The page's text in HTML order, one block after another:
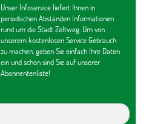
Unser Infoservice liefert Ihnen in
periodischen Abständen Informationen
rund um die Stadt Zeltweg. Um von
unserem kostenlosen Service Gebrauch
zu machen, geben Sie einfach Ihre Daten
ein und schon sind Sie auf unserer
Abonnentenliste!